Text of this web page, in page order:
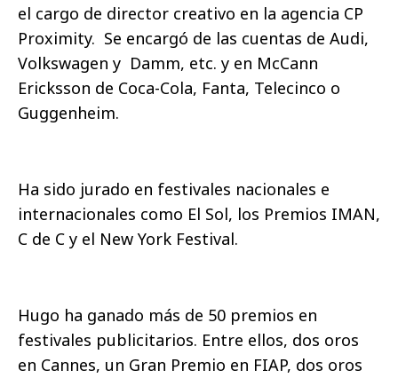
el cargo de director creativo en la agencia CP
Proximity. Se encargó de las cuentas de Audi,
Volkswagen y Damm, etc. y en McCann
Ericksson de Coca-Cola, Fanta, Telecinco o
Guggenheim.
Ha sido jurado en festivales nacionales e
internacionales como El Sol, los Premios IMAN,
C de C y el New York Festival.
Hugo ha ganado más de 50 premios en
festivales publicitarios. Entre ellos, dos oros
en Cannes, un Gran Premio en FIAP, dos oros